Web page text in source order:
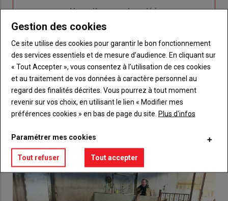
Sous-
Vous n'êtes pas abonné(e)
TITRE CRÉEZ UN COMPTE
BodyChoisissez votre formule et créez votre
compte pour accéder à tout {nom-site}.
Lien Créez un compte
Gestion des cookies
Ce site utilise des cookies pour garantir le bon fonctionnement
des services essentiels et de mesure d’audience. En cliquant sur
« Tout Accepter », vous consentez à l’utilisation de ces cookies
et au traitement de vos données à caractère personnel au
regard des finalités décrites. Vous pourrez à tout moment
revenir sur vos choix, en utilisant le lien « Modifier mes
préférences cookies » en bas de page du site. Plus d'infos
Paramétrer mes cookies
Tout refuser Tout accepter